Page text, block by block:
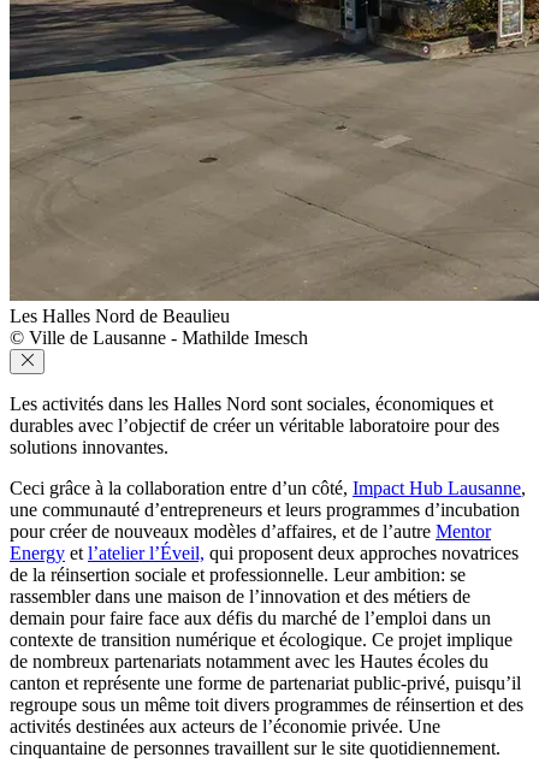
Les Halles Nord de Beaulieu
© Ville de Lausanne - Mathilde Imesch
Les activités dans les Halles Nord sont sociales, économiques et
durables avec l’objectif de créer un véritable laboratoire pour des
solutions innovantes.
Ceci grâce à la collaboration entre d’un côté, Impact Hub Lausanne,
une communauté d’entrepreneurs et leurs programmes d’incubation
pour créer de nouveaux modèles d’affaires, et de l’autre Mentor
Energy et l’atelier l’Éveil, qui proposent deux approches novatrices
de la réinsertion sociale et professionnelle. Leur ambition: se
rassembler dans une maison de l’innovation et des métiers de
demain pour faire face aux défis du marché de l’emploi dans un
contexte de transition numérique et écologique. Ce projet implique
de nombreux partenariats notamment avec les Hautes écoles du
canton et représente une forme de partenariat public-privé, puisqu’il
regroupe sous un même toit divers programmes de réinsertion et des
activités destinées aux acteurs de l’économie privée. Une
cinquantaine de personnes travaillent sur le site quotidiennement.